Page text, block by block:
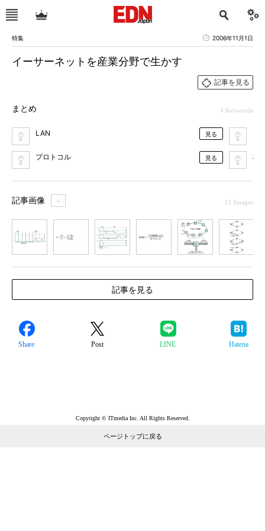
特集 2006年11月1日
イーサーネットを産業分野で生かす
記事を見る
まとめ 4 Keywords
LAN 見る
プロトコル 見る 標
記事画像 ＋ 11 Images
記事を見る
Share Post LINE Hatena
Copyright © ITmedia Inc. All Rights Reserved.
ページトップに戻る